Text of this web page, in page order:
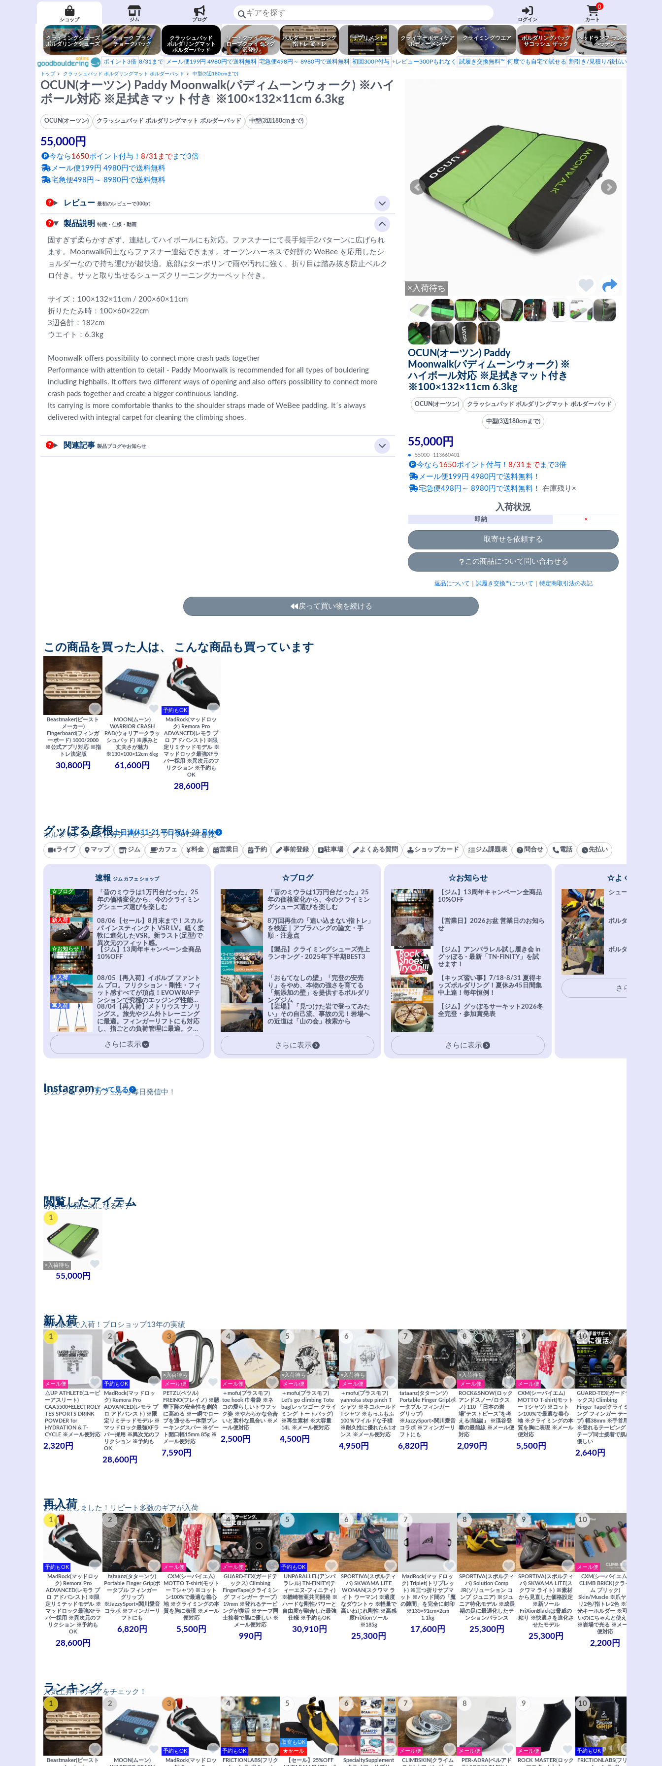
ショップ ジム ブログ ログイン
0
カート
クライミングシューズ
ボルダリングシューズ
チョーク ブラシ
チョークバッグ
クラッシュパッド
ボルダリングマット
ボルダーパッド
リードクライミング
ロープクライミング
沢登り
ボルダートレーニング
指トレ 筋トレ
サプリメント
クライマーボディケア
ボディーメンテ
クライミングウエア
ボルダリングバッグ
サコッシュ ザック
ヘッドランプ ランタン
ヘッデン
ポイント3倍 8/31まで メール便199円 4980円で送料無料 宅急便498円～ 8980円で送料無料 初回300P付与 +レビュー300Pもれなく 試履き交換無料™ 何度でも自宅で試せる 割引き/見積り/後払い
トップ クラッシュパッド ボルダリングマット ボルダーパッド 中型(3辺180cmまで)
×入荷待ち
OCUN(オーツン) Paddy
Moonwalk(パディムーンウォーク) ※
ハイボール対応 ※足拭きマット付き
※100×132×11cm 6.3kg
OCUN(オーツン) クラッシュパッド ボルダリングマット ボルダーパッド
中型(3辺180cmまで)
55,000円
● -55000- 113660401
今なら 1650ポイント付与！ 8/31まで まで3倍
メール便199円 4980円で送料無料！
宅急便498円～ 8980円で送料無料！ 在庫残り×
入荷状況
即納 ×
取寄せを依頼する
この商品について問い合わせる
返品について 試履き交換™について 特定商取引法の表記
OCUN(オーツン) Paddy Moonwalk(パディムーンウォーク) ※ハイ
ボール対応 ※足拭きマット付き ※100×132×11cm 6.3kg
OCUN(オーツン) クラッシュパッド ボルダリングマット ボルダーパッド 中型(3辺180cmまで)
55,000円
今なら 1650ポイント付与！ 8/31まで まで3倍
メール便199円 4980円で送料無料
宅急便498円～ 8980円で送料無料
レビュー 最初のレビューで300pt
製品説明 特徴・仕様・動画
固すぎず柔らかすぎず、連結してハイボールにも対応。ファスナーにて長手短手2パターンに広げられ
ます。Moonwalk同士ならファスナー連結できます。オーツンハーネスで好評の WeBee を応用したシ
ョルダーなので持ち運びが超快適。底部はターポリンで雨や汚れに強く、折り目は踏み抜き防止ベルク
ロ付き。サッと取り出せるシューズクリーニングカーペット付き。
サイズ：100×132×11cm / 200×60×11cm
折りたたみ時：100×60×22cm
3辺合計：182cm
ウエイト：6.3kg
Moonwalk offers possibility to connect more crash pads together
Performance with attention to detail - Paddy Moonwalk is recommended for all types of bouldering
including highballs. It offers two different ways of opening and also offers possibility to connect more
crash pads together and create a bigger continuous landing.
Its carrying is more comfortable thanks to the shoulder straps made of WeBee padding. It´s always
delivered with integral carpet for cleaning the climbing shoes.
関連記事 製品ブログやお知らせ
戻って買い物を続ける
この商品を買った人は、 こんな商品も買っています
Beastmaker(ビースト
メーカー)
Fingerboard(フィンガ
ーボード) 1000/2000
※公式アプリ対応 ※指
トレ決定版
30,800円
MOON(ムーン)
WARRIOR CRASH
PAD(ウォリアークラッ
シュパッド) ※厚みと
丈夫さが魅力
※130×100×12cm 6kg
61,600円
予約もOK
MadRock(マッドロッ
ク) Remora Pro
ADVANCED(レモラ プ
ロ アドバンスト) ※限
定リミテッドモデル ※
マッドロック最強XFラ
バー採用 ※異次元のフ
リクション ※予約も
OK
28,600円
ボルダリングジムとカフェとショップ｜2013年創業
グッぼる彦根土日連休11-21 平日祝16-23 月休
ライブ マップ ジム カフェ 料金 営業日 予約 事前登録 駐車場 よくある質問 ショップカード ジム課題表 問合せ 電話 先払い
速報 ジム カフェ ショップ
「昔のミウラは1万円台だった」25
年の価格変化から、今のクライミン
グシューズ選びを楽しむ
☆ブログ
08/06【セール】8月末まで！スカル
パ インスティンクト VSR LV。軽く柔
軟に進化したVSR。新ラスト(足型)で
異次元のフィット感。
新入荷
【ジム】13周年キャンペーン全商品
10%OFF
☆お知らせ
08/05【再入荷】イボルブ ファント
ム プロ。フリクション・剛性・フィ
ット感すべてが頂点！EVOWRAPテ
ンションで究極のエッジング性能を
実現。進化系ラバーEvo-74はTRAX
を凌駕する粘着力で極小ホールドに
安心感。
再入荷
08/04【再入荷】メトリウス ナノリ
ングス。旅先やジム外トレーニング
に最適。フィンガーリフトにも対応
し、指ごとの負荷管理に最適。クラ
イマーの指を本気で鍛えるギア。
再入荷
さらに表示
☆ブログ
「昔のミウラは1万円台だった」25
年の価格変化から、今のクライミン
グシューズ選びを楽しむ
8万回再生の「追い込まない指トレ」
を検証｜アブラハングの論文・手
順・注意点
【製品】クライミングシューズ売上
ランキング - 2025年下半期BEST3
「おもてなしの壁」「完登の安売
り」をやめ、本物の強さを育てる
「無添加の壁」を提供するボルダリ
ングジム
【岩場】「見つけた岩で登ってみた
い」その自己流、事故の元！岩場へ
の近道は「山の会」検索から
さらに表示
☆お知らせ
【ジム】13周年キャンペーン全商品
10%OFF
【営業日】2026お盆 営業日のお知ら
せ
【ジム】アンパラレル試し履き会 in
グッぼる - 最新「TN-FINITY」を試
せます！
【キッズ習い事】7/18-8/31 夏得キ
ッズボルダリング！夏休み45日間集
中上達！毎年恒例！
【ジム】グッぼるサーキット2026冬
全完登・参加賞発表
さらに表示
☆よくある質
シューズ選びFAQ
ボルダリング上達
ボルダリングトレ
さらに表示
ジム/ショップ/カフェから毎日発信中！
Instagramすべて見る
あなたが見た気になるギア
閲覧したアイテム
1
×入荷待ち
55,000円
国内最速で入荷！プロショップ13年の実績
新入荷
1
メール便
△UP ATHLETE(ユーピ
ーアスリート)
CAA5500+ELECTROLY
TES SPORTS DRINK
POWDER for
HYDRATION & T-
CYCLE ※メール便対応
2,320円
2
予約もOK
MadRock(マッドロッ
ク) Remora Pro
ADVANCED(レモラ プ
ロ アドバンスト) ※限
定リミテッドモデル ※
マッドロック最強XFラ
バー採用 ※異次元のフ
リクション ※予約も
OK
28,600円
3
×入荷待ち
メール便
PETZL(ペツル)
FREINO(フレイノ) ※懸
垂下降の安全性を劇的
に高める ※一瞬でロー
プを通せる一体型ブレ
ーキングスパー ※ゲー
ト開口幅15mm 85g ※
メール便対応
7,590円
4
メール便
＋mofu(プラスモフ)
toe hook 巾着袋 ※ネ
コの愛らしいトウフッ
ク姿 ※やわらかな色合
いと素朴な風合い ※メ
ール便対応
2,500円
5
×入荷待ち
メール便
＋mofu(プラスモフ)
Let's go climbing Tote
bag(レッツゴー クライ
ミング トートバッグ)
※再生素材 ※大容量
14L ※メール便対応
4,500円
6
×入荷待ち
メール便
＋mofu(プラスモフ)
yannoka step pinch T
シャツ ※ネコホールド
Tシャツ ※もっふもふ
100％ワイルドな子猫
※耐久性に優れた6.1オ
ンス ※メール便対応
4,950円
7
tataanz(タターンツ)
Portable Finger Grip(ポ
ータブル フィンガー
グリップ)
※JazzySport×関川愛音
コラボ ※フィンガーリ
フトにも
6,820円
8
×入荷待ち
メール便
ROCK&SNOW(ロック
アンドスノー/ロクス
ノ) 110 「日本の岩
場“テストピース”を考
える(前編)」 ※渓谷登
攀の最前線 ※メール便
対応
2,090円
9
メール便
CXM(シーバイエム)
MOTTO T-shirt(モット
ー Tシャツ) ※コット
ン100%で最適な着心
地 ※クライミングの本
質を胸に表現 ※メール
便対応
5,500円
10
GUARD-TEX(ガードテ
ックス) Climbing
Finger Tape(クライミ
ング フィンガー テー
プ) 幅38mm ※手首用
※登れるテーピング ※
テープ同士接着で肌に
優しい
2,640円
お待たせしました！リピート多数のギアが入荷
再入荷
1
予約もOK
MadRock(マッドロッ
ク) Remora Pro
ADVANCED(レモラ プ
ロ アドバンスト) ※限
定リミテッドモデル ※
マッドロック最強XFラ
バー採用 ※異次元のフ
リクション ※予約も
OK
28,600円
2
tataanz(タターンツ)
Portable Finger Grip(ポ
ータブル フィンガー
グリップ)
※JazzySport×関川愛音
コラボ ※フィンガーリ
フトにも
6,820円
3
メール便
CXM(シーバイエム)
MOTTO T-shirt(モット
ー Tシャツ) ※コット
ン100%で最適な着心
地 ※クライミングの本
質を胸に表現 ※メール
便対応
5,500円
4
メール便
GUARD-TEX(ガードテ
ックス) Climbing
FingerTape(クライミン
グ フィンガー テープ)
19mm ※登れるテーピ
ングが復活 ※テープ同
士接着で肌に優しい ※
メール便対応
990円
5
予約もOK
UNPARALLEL(アンパ
ラレル) TN-FINITY(テ
ィーエヌ-フィニティ)
※楢崎智亜共同開発 ※
ハードな剛性パワーと
自由度が融合した最強
仕様 ※予約もOK
30,910円
6
SPORTIVA(スポルティ
バ) SKWAMA LITE
WOMAN(スクワマ ラ
イト ウーマン) ※適度
なダウントゥ ※軽量で
高いねじれ剛性 ※高感
度FriXionソール
※185g
25,300円
7
MadRock(マッドロッ
ク) Triplet(トリプレッ
ト) ※三つ折りサブマ
ット ※パッド間の「魔
の隙間」を完全に封印
※135×91cm×2cm
1.1kg
17,600円
8
SPORTIVA(スポルティ
バ) Solution Comp
JR(ソリューション コ
ンプ ジュニア) ※ジュ
ニア特化モデル ※成長
期の足に最適化したテ
ンションバランス
25,300円
9
SPORTIVA(スポルティ
バ) SKWAMA LITE(ス
クワマ ライト) ※素材
から見直した価格設定
※新ソール
FriXionBlackは脅威の
粘り ※快適さを進化さ
せたモデル
25,300円
10
メール便
CXM(シーバイエム)
CLIMB BRICK(クライ
ム ブリック)
Skin/Muscle ※爪ヤス
リ2色/指トレ2色 ※蓄
光キーホルダー ※可愛
いのにちゃんと使える
※岩場で光る ※メール
便対応
2,200円
人気上昇中のギアをチェック！
ランキング
1
Beastmaker(ビースト
2
MOON(ムーン)
3
予約もOK
MadRock(マッドロッ
4
予約もOK
FRICTIONLABS(フリク
5
取寄もOK
★セール
【セール】25%OFF
6
SpecialtySupplement
7
メール便
CLIMBSKIN(クライム
8
メール便
PER-ADRA(ペルアド
9
メール便
ROCK MASTER(ロック
10
予約もOK
FRICTIONLABS(フリク